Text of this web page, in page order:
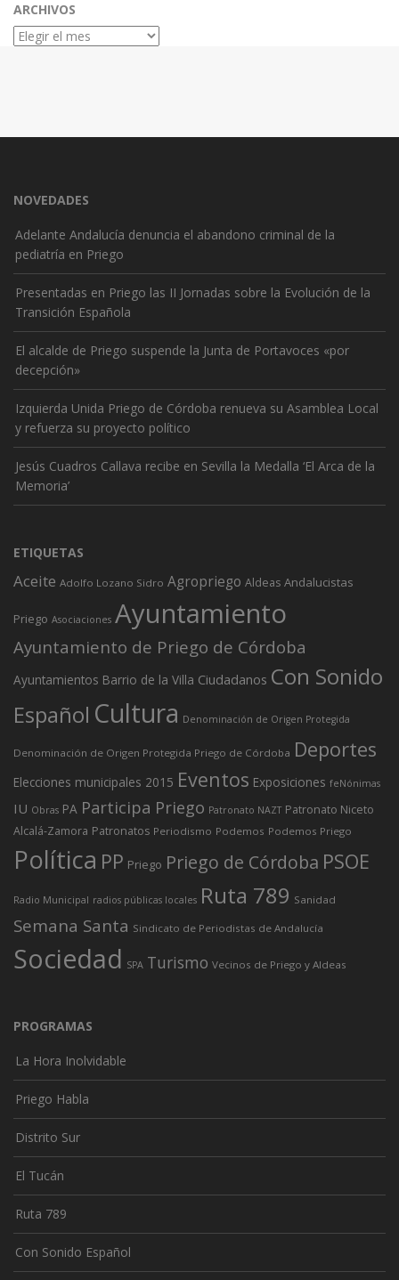
ARCHIVOS
Archivos
NOVEDADES
Adelante Andalucía denuncia el abandono criminal de la
pediatría en Priego
Presentadas en Priego las II Jornadas sobre la Evolución de la
Transición Española
El alcalde de Priego suspende la Junta de Portavoces «por
decepción»
Izquierda Unida Priego de Córdoba renueva su Asamblea Local
y refuerza su proyecto político
Jesús Cuadros Callava recibe en Sevilla la Medalla ‘El Arca de la
Memoria’
ETIQUETAS
Aceite Adolfo Lozano Sidro Agropriego Aldeas Andalucistas
Priego Asociaciones Ayuntamiento
Ayuntamiento de Priego de Córdoba
Ayuntamientos Barrio de la Villa Ciudadanos Con Sonido
Español Cultura Denominación de Origen Protegida
Denominación de Origen Protegida Priego de Córdoba Deportes
Elecciones municipales 2015 Eventos Exposiciones feNónimas
IU Obras PA Participa Priego Patronato NAZT Patronato Niceto
Alcalá-Zamora Patronatos Periodismo Podemos Podemos Priego
Política PP Priego Priego de Córdoba PSOE
Radio Municipal radios públicas locales Ruta 789 Sanidad
Semana Santa Sindicato de Periodistas de Andalucía
Sociedad SPA Turismo Vecinos de Priego y Aldeas
PROGRAMAS
La Hora Inolvidable
Priego Habla
Distrito Sur
El Tucán
Ruta 789
Con Sonido Español